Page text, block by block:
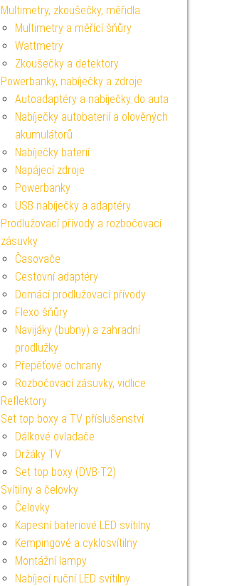
Multimetry, zkoušečky, měřidla
Multimetry a měřící šňůry
Wattmetry
Zkoušečky a detektory
Powerbanky, nabíječky a zdroje
Autoadaptéry a nabíječky do auta
Nabíječky autobaterií a olověných
akumulátorů
Nabíječky baterií
Napájecí zdroje
Powerbanky
USB nabíječky a adaptéry
Prodlužovací přívody a rozbočovací
zásuvky
Časovače
Cestovní adaptéry
Domácí prodlužovací přívody
Flexo šňůry
Navijáky (bubny) a zahradní
prodlužky
Přepěťové ochrany
Rozbočovací zásuvky, vidlice
Reflektory
Set top boxy a TV příslušenství
Dálkové ovladače
Držáky TV
Set top boxy (DVB-T2)
Svítilny a čelovky
Čelovky
Kapesní bateriové LED svítilny
Kempingové a cyklosvítilny
Montážní lampy
Nabíjecí ruční LED svítilny